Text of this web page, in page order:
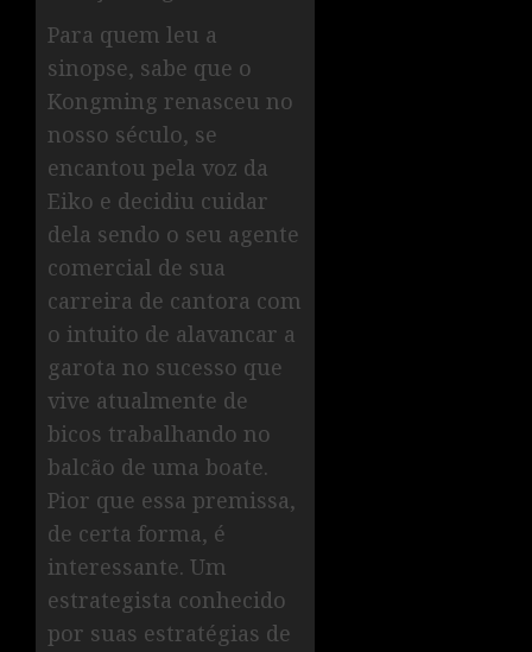
Para quem leu a
sinopse, sabe que o
Kongming renasceu no
nosso século, se
encantou pela voz da
Eiko e decidiu cuidar
dela sendo o seu agente
comercial de sua
carreira de cantora com
o intuito de alavancar a
garota no sucesso que
vive atualmente de
bicos trabalhando no
balcão de uma boate.
Pior que essa premissa,
de certa forma, é
interessante. Um
estrategista conhecido
por suas estratégias de